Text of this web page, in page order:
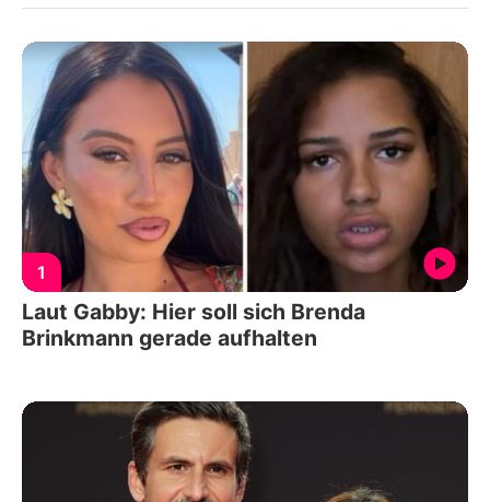
1
Laut Gabby: Hier soll sich Brenda
Brinkmann gerade aufhalten